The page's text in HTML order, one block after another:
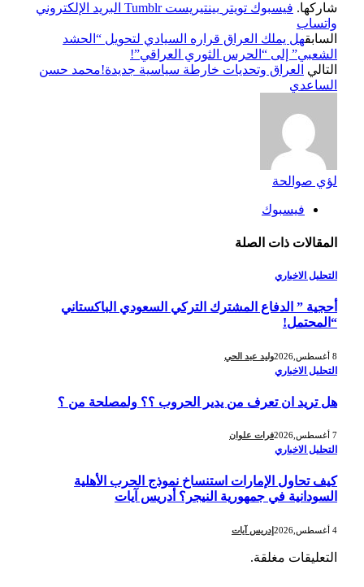
شاركها. فيسبوك تويتر بينتيريست Tumblr البريد الإلكتروني
واتساب
السابقهل يملك العراق قراره السيادي لتحويل “الحشد
الشعبي” إلى “الحرس الثوري العراقي”!
التالي العراق وتحديات خارطة سياسية جديدة!محمد حسن
الساعدي
لؤي صوالحة
فيسبوك
المقالاتذات الصلة
التحليل الاخباري
أحجية ” الدفاع المشترك التركي السعودي الباكستاني
“المحتمل!
وليد عبد الحي
التحليل الاخباري
هل تريد ان تعرف من يدير الحروب ؟؟ ولمصلحة من ؟
فرات علوان
التحليل الاخباري
كيف تحاول الإمارات استنساخ نموذج الحرب الأهلية
السودانية في جمهورية النيجر؟ أدريس آيات
إدريس آيات
التعليقات مغلقة.